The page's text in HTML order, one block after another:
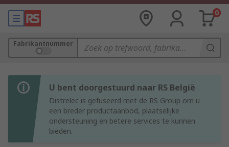
0
Fabrikantnummer
U bent doorgestuurd naar RS België
Distrelec is gefuseerd met de RS Group om u
een breder productaanbod, plaatselijke
ondersteuning en betere services te kunnen
bieden.